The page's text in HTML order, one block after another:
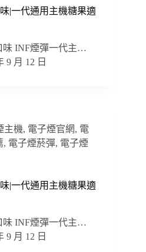
|一代通用主機糖果適
味 INF煙彈一代主…
9 月 12 日
主機, 電子煙官網, 電
, 電子煙菸彈, 電子煙
|一代通用主機糖果適
味 INF煙彈一代主…
9 月 12 日